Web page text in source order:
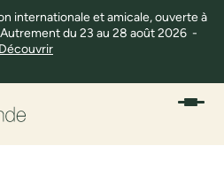
internationale et amicale, ouverte à
du 23 au 28 août 2026 -
Découvrir